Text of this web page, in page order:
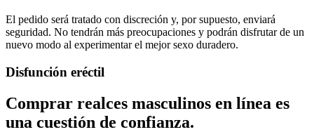
El pedido será tratado con discreción y, por supuesto, enviará
seguridad. No tendrán más preocupaciones y podrán disfrutar de un
nuevo modo al experimentar el mejor sexo duradero.
Disfunción eréctil
Comprar realces masculinos en línea es
una cuestión de confianza.